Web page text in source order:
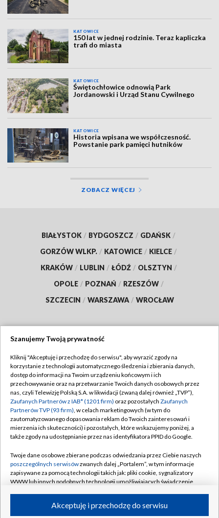
KATOWICE
150 lat w jednej rodzinie. Teraz kapliczka
trafi do miasta
KATOWICE
Świętochłowice odnowią Park
Jordanowski i Urząd Stanu Cywilnego
KATOWICE
Historia wpisana we współczesność.
Powstanie park pamięci hutników
ZOBACZ WIĘCEJ
BIAŁYSTOK / BYDGOSZCZ / GDAŃSK /
GORZÓW WLKP. / KATOWICE / KIELCE /
KRAKÓW / LUBLIN / ŁÓDŹ / OLSZTYN /
OPOLE / POZNAŃ / RZESZÓW /
SZCZECIN / WARSZAWA / WROCŁAW
TVP
Abonament TVP
Emisja w TVP
Centrum informacji TVP
Naziemna Telewizja Cyfrowa
Rada Programowa
System NOS
Informacje o nadawcy
Program dla prasy
Regulamin TVP
Polityka prywatności
Moje zgody
Pomoc
Kontakt
Kanały
Szanujemy Twoją prywatność
Kliknij "Akceptuję i przechodzę do serwisu", aby wyrazić zgody na
korzystanie z technologii automatycznego śledzenia i zbierania danych,
dostęp do informacji na Twoim urządzeniu końcowym i ich
przechowywanie oraz na przetwarzanie Twoich danych osobowych przez
nas, czyli Telewizję Polską S.A. w likwidacji (zwaną dalej również „TVP”),
Zaufanych Partnerów z IAB* (1201 firm) oraz pozostałych Zaufanych
Partnerów TVP (93 firm), w celach marketingowych (w tym do
zautomatyzowanego dopasowania reklam do Twoich zainteresowań i
mierzenia ich skuteczności) i pozostałych, które wskazujemy poniżej, a
także zgody na udostępnianie przez nas identyfikatora PPID do Google.
Twoje dane osobowe zbierane podczas odwiedzania przez Ciebie naszych
poszczególnych serwisówzwanych dalej „Portalem”, w tym informacje
zapisywane za pomocą technologii takich jak: pliki cookie, sygnalizatory
WWW lub innych podobnych technologii umożliwiających świadczenie
ruchu w Internecie.Akceptuję i przechodzę do serwisu